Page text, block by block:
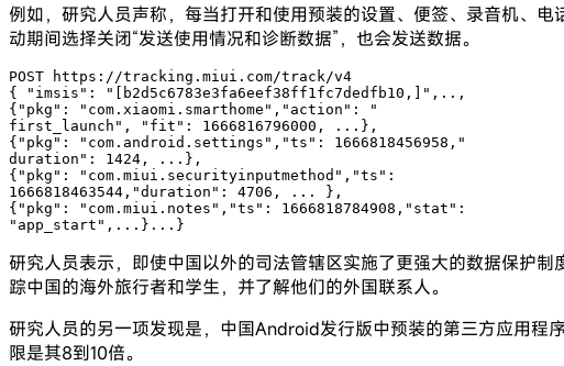
例如，研究人员声称，每当打开和使用预装的设置、便签、录音机、
动期间选择关闭“发送使用情况和诊断数据”，也会发送数据。
POST https://tracking.miui.com/track/v4
{ "imsis": "[b2d5c6783e3fa6eef38ff1fc7dedfb10,]",..,
{"pkg": "com.xiaomi.smarthome","action": "
first_launch", "fit": 1666816796000, ...},
{"pkg": "com.android.settings","ts": 1666818456958,"
duration": 1424, ...},
{"pkg": "com.miui.securityinputmethod","ts":
1666818463544,"duration": 4706, ... },
{"pkg": "com.miui.notes","ts": 1666818784908,"stat":
"app_start",...}...}
研究人员表示，即使中国以外的司法管辖区实施了更强大的数据保护
踪中国的海外旅行者和学生，并了解他们的外国联系人。
研究人员的另一项发现是，中国Android发行版中预装的第三方应用
限是其8到10倍。